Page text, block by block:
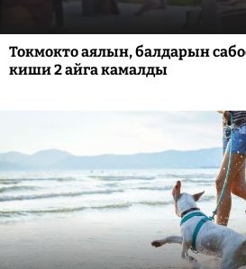
Токмокто аялын, балдарын
киши 2 айга камалды